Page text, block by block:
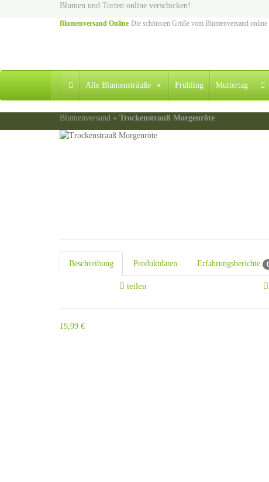
Blumen und Torten online verschicken!
Blumenversand Online Die schönsten Grüße vom Blumenversand online
Alle Blumensträuße Frühling Muttertag
Blumenversand » Trockenstrauß Morgenröte
Beschreibung Produktdaten Erfahrungsberichte
teilen
19,99 €